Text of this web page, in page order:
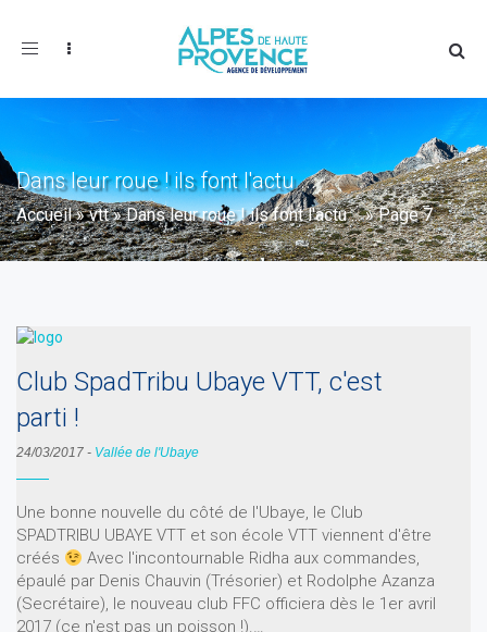
Toggle
Dans leur roue ! ils font l'actu ...
Accueil»vtt»Dans leur roue ! ils font l'actu ...»Page 7
Club SpadTribu Ubaye VTT, c'est
parti !
24/03/2017 - Vallée de l'Ubaye
Une bonne nouvelle du côté de l'Ubaye, le Club
SPADTRIBU UBAYE VTT et son école VTT viennent d'être
créés
Avec l'incontournable Ridha aux commandes,
épaulé par Denis Chauvin (Trésorier) et Rodolphe Azanza
(Secrétaire), le nouveau club FFC officiera dès le 1er avril
2017 (ce n'est pas un poisson !).…